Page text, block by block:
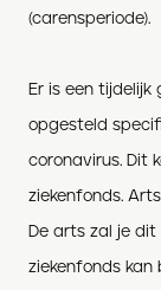
(carensperiode).
Er is een
opgesteld
coronavirus. Dit
ziekenfonds.
De arts zal je
ziekenfonds kan